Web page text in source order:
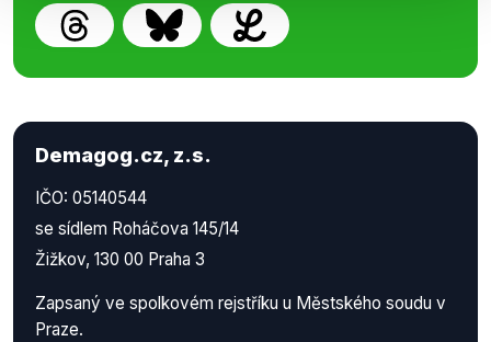
Demagog.cz, z.s.
IČO: 05140544
se sídlem Roháčova 145/14
Žižkov, 130 00 Praha 3
Zapsaný ve spolkovém rejstříku u Městského soudu v
Praze.